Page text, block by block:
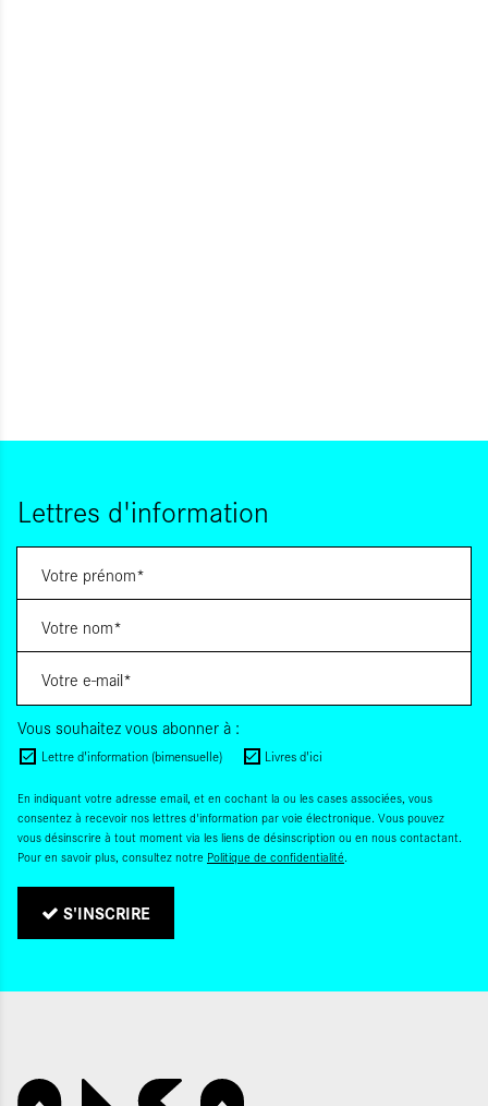
Lettres d'information
Vous souhaitez vous abonner à :
Lettre d'information (bimensuelle) Livres d'ici
En indiquant votre adresse email, et en cochant la ou les cases associées, vous
consentez à recevoir nos lettres d'information par voie électronique. Vous pouvez
vous désinscrire à tout moment via les liens de désinscription ou en nous contactant.
Pour en savoir plus, consultez notre Politique de confidentialité.
S'INSCRIRE